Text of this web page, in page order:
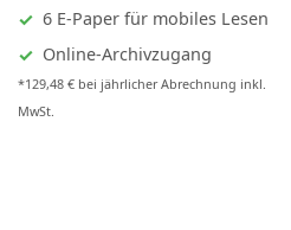
6 E-Paper für mobiles Lesen
Online-Archivzugang
*129,48 € bei jährlicher Abrechnung inkl.
MwSt.